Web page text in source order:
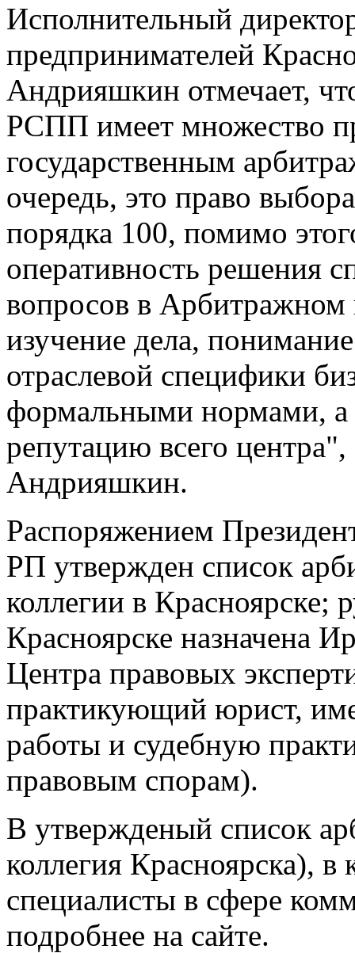
Исполнительный
предпринимателей
Андрияшкин отмечает,
РСПП имеет множество
государственным
очередь, это право
порядка 100, помимо
оперативность решения
вопросов в
изучение дела,
отраслевой специфики
формальными нормами, а
репутацию всего
Андрияшкин.
Распоряжением
РП утвержден список
коллегии в Красноярске;
Красноярске назначена
Центра правовых
практикующий юрист,
работы и судебную
правовым спорам).
В утвержденый список
коллегия Красноярска),
специалисты в сфере
подробнее на сайте.